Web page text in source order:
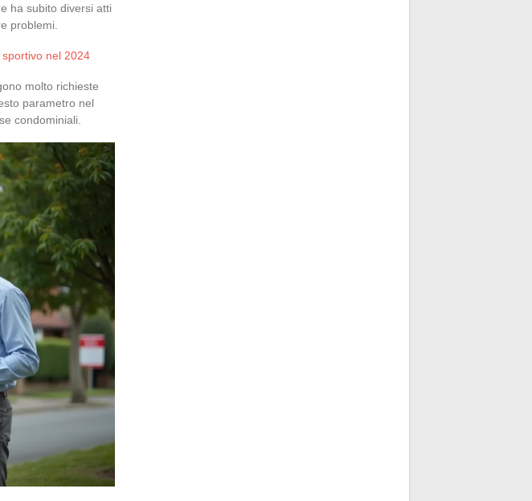
ha subito diversi atti
problemi.
nel 2024
molto richieste
parametro nel
condominiali.